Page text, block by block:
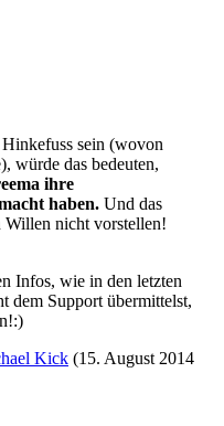
sein (wovon
würde das bedeuten,
ihre
haben. Und das
Willen nicht vorstellen!
Infos, wie in den letzten
dem Support übermittelst,
Kick (15. August 2014